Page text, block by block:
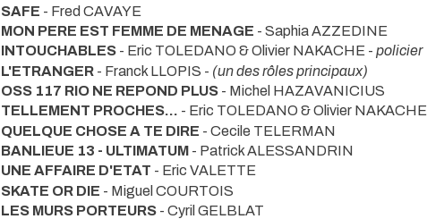
SAFE - Fred CAVAYE
MON PERE EST FEMME DE MENAGE - Saphia AZZEDINE
INTOUCHABLES - Eric TOLEDANO & Olivier NAKACHE - policier
L'ETRANGER - Franck LLOPIS - (un des rôles principaux)
OSS 117 RIO NE REPOND PLUS - Michel HAZAVANICIUS
TELLEMENT PROCHES... - Eric TOLEDANO & Olivier NAKACHE
QUELQUE CHOSE A TE DIRE - Cecile TELERMAN
BANLIEUE 13 - ULTIMATUM - Patrick ALESSANDRIN
UNE AFFAIRE D'ETAT - Eric VALETTE
SKATE OR DIE - Miguel COURTOIS
LES MURS PORTEURS - Cyril GELBLAT